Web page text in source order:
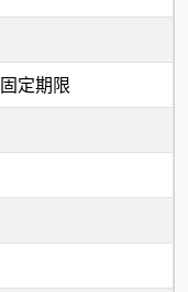
定期限